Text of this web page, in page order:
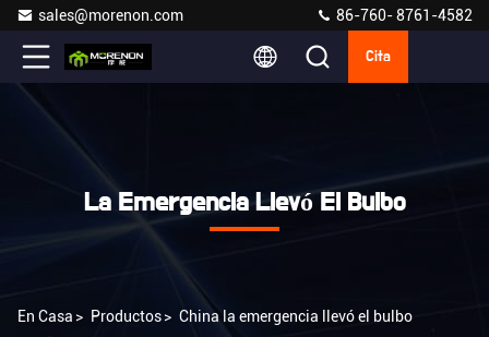
sales@morenon.com 86-760- 8761-4582
Cita
La Emergencia Llevó El Bulbo
En Casa > Productos> China la emergencia llevó el bulbo